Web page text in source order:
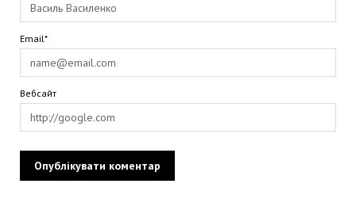
Email*
Вебсайт